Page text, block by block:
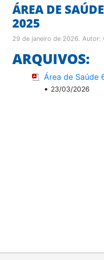
ÁREA DE
2025
29 de janeiro de 2026. Autor:
ARQUIVOS:
Área de Saúde
• 23/03/2026